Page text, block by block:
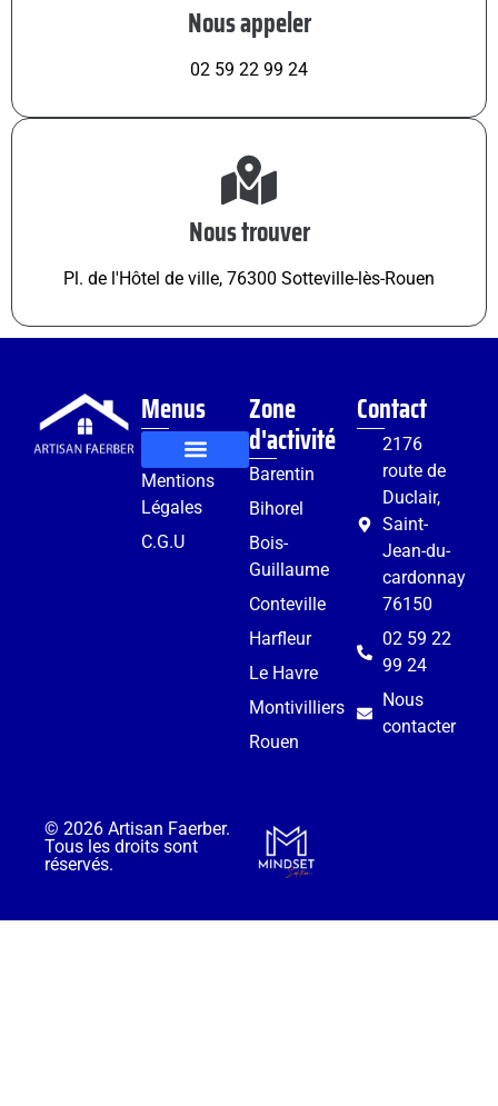
Nous appeler
02 59 22 99 24
Nous trouver
Pl. de l'Hôtel de ville, 76300 Sotteville-lès-Rouen
Menus
Mentions
Légales
C.G.U
Zone
d'activité
Barentin
Bihorel
Bois-
Guillaume
Conteville
Harfleur
Le Havre
Montivilliers
Rouen
Contact
2176
route de
Duclair,
Saint-
Jean-du-
cardonnay
76150
02 59 22
99 24
Nous
contacter
© 2026 Artisan Faerber.
Tous les droits sont
réservés.